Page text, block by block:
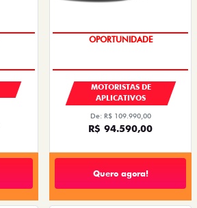
OPORTUNIDADE
MOTORISTAS DE
APLICATIVOS
De: R$ 109.990,00
R$ 94.590,00
Quero agora!